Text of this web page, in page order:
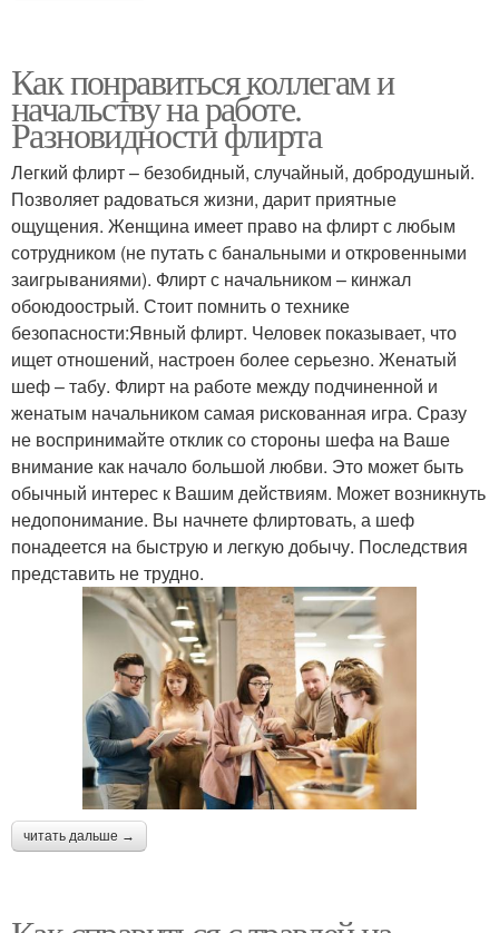
Как понравиться коллегам и
начальству на работе.
Разновидности флирта
Легкий флирт – безобидный, случайный, добродушный.
Позволяет радоваться жизни, дарит приятные
ощущения. Женщина имеет право на флирт с любым
сотрудником (не путать с банальными и откровенными
заигрываниями). Флирт с начальником – кинжал
обоюдоострый. Стоит помнить о технике
безопасности:Явный флирт. Человек показывает, что
ищет отношений, настроен более серьезно. Женатый
шеф – табу. Флирт на работе между подчиненной и
женатым начальником самая рискованная игра. Сразу
не воспринимайте отклик со стороны шефа на Ваше
внимание как начало большой любви. Это может быть
обычный интерес к Вашим действиям. Может возникнуть
недопонимание. Вы начнете флиртовать, а шеф
понадеется на быструю и легкую добычу. Последствия
представить не трудно.
читать дальше →